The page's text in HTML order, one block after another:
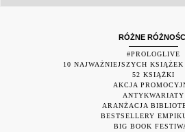
RÓŻNE
#PROLOGLIVE
10 NAJWAŻNIEJSZYCH
52 KSIĄŻKI
AKCJA
ANTYKWARIATY
ARANŻACJA
BESTSELLERY
BIG BOOK